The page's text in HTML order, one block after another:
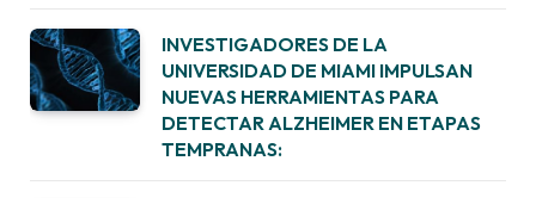
INVESTIGADORES DE LA
UNIVERSIDAD DE MIAMI IMPULSAN
NUEVAS HERRAMIENTAS PARA
DETECTAR ALZHEIMER EN ETAPAS
TEMPRANAS: